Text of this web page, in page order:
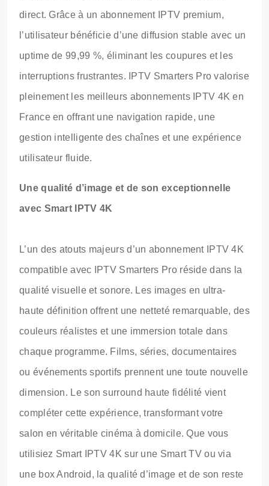
direct. Grâce à un abonnement IPTV premium,
l’utilisateur bénéficie d’une diffusion stable avec un
uptime de 99,99 %, éliminant les coupures et les
interruptions frustrantes. IPTV Smarters Pro valorise
pleinement les meilleurs abonnements IPTV 4K en
France en offrant une navigation rapide, une
gestion intelligente des chaînes et une expérience
utilisateur fluide.
Une qualité d’image et de son exceptionnelle
avec Smart IPTV 4K
L’un des atouts majeurs d’un abonnement IPTV 4K
compatible avec IPTV Smarters Pro réside dans la
qualité visuelle et sonore. Les images en ultra-
haute définition offrent une netteté remarquable, des
couleurs réalistes et une immersion totale dans
chaque programme. Films, séries, documentaires
ou événements sportifs prennent une toute nouvelle
dimension. Le son surround haute fidélité vient
compléter cette expérience, transformant votre
salon en véritable cinéma à domicile. Que vous
utilisiez Smart IPTV 4K sur une Smart TV ou via
une box Android, la qualité d’image et de son reste